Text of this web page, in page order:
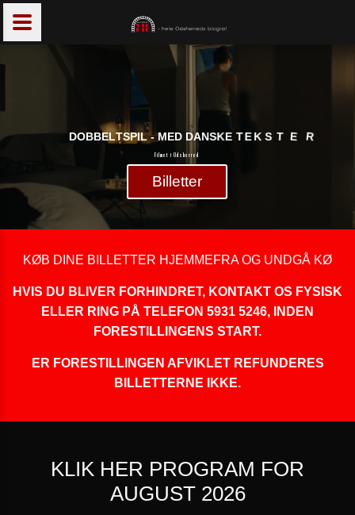
DOBBELTSPIL - MED DANSKE TEKS TER
Filmet i Odsherred
Billetter
KØB DINE BILLETTER HJEMMEFRA OG UNDGÅ KØ
HVIS DU BLIVER FORHINDRET, KONTAKT OS FYSISK
ELLER RING PÅ TELEFON 5931 5246, INDEN
FORESTILLINGENS START.
ER FORESTILLINGEN AFVIKLET REFUNDERES
BILLETTERNE IKKE.
KLIK HER PROGRAM FOR
AUGUST 2026